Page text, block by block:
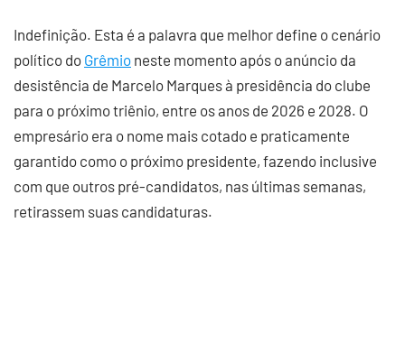
Indefinição. Esta é a palavra que melhor define o cenário
político do Grêmio neste momento após o anúncio da
desistência de Marcelo Marques à presidência do clube
para o próximo triênio, entre os anos de 2026 e 2028. O
empresário era o nome mais cotado e praticamente
garantido como o próximo presidente, fazendo inclusive
com que outros pré-candidatos, nas últimas semanas,
retirassem suas candidaturas.